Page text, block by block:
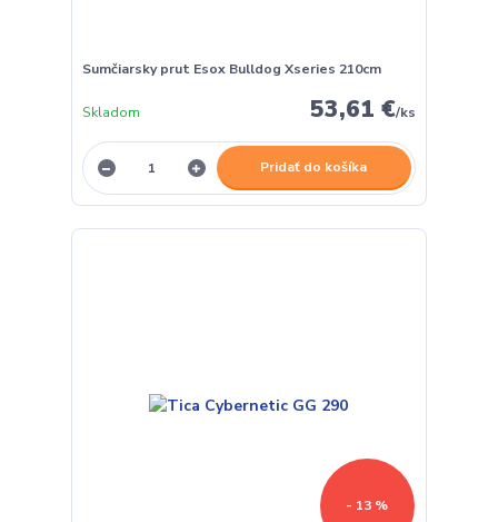
Sumčiarsky prut Esox Bulldog Xseries 210cm
53,61 €/ks
Skladom
Pridať do košíka
- 13 %